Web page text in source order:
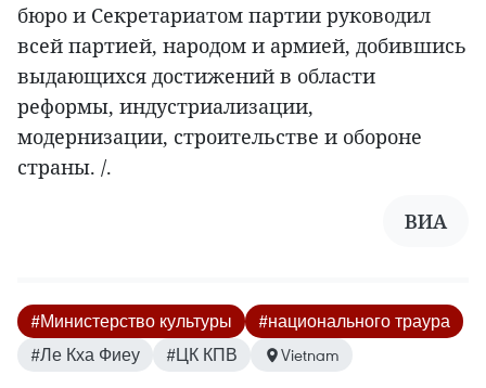
бюро и Секретариатом партии руководил
всей партией, народом и армией, добившись
выдающихся достижений в области
реформы, индустриализации,
модернизации, строительстве и обороне
страны. /.
ВИА
#Министерство культуры
#национального траура
#Ле Кха Фиеу
#ЦК КПВ Vietnam